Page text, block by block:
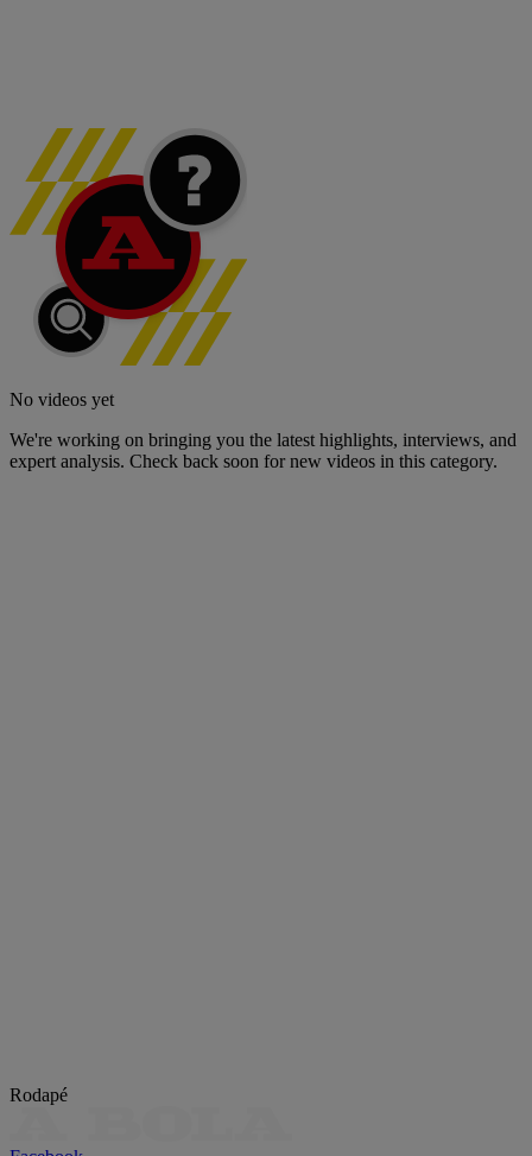
No videos yet
We're working on bringing you the latest highlights, interviews, and
expert analysis. Check back soon for new videos in this category.
Rodapé